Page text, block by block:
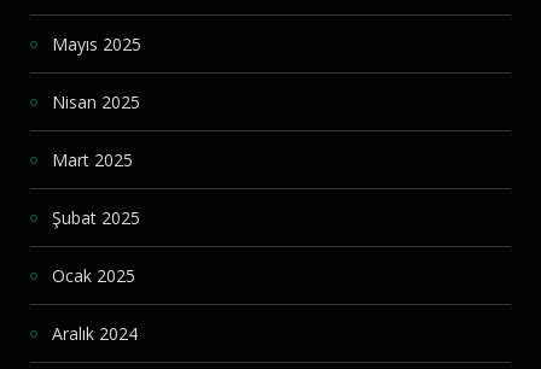
Mayıs 2025
Nisan 2025
Mart 2025
Şubat 2025
Ocak 2025
Aralık 2024